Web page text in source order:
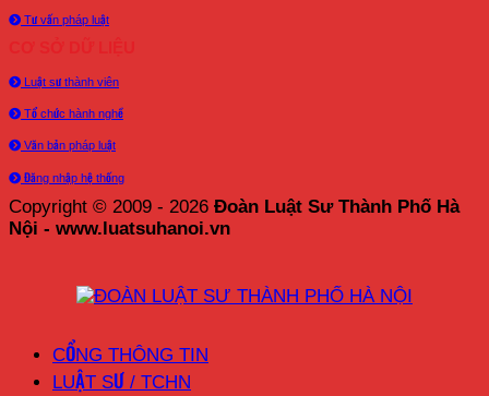
Tư vấn pháp luật
Luật sư thành viên
Tổ chức hành nghề
Văn bản pháp luật
Đăng nhập hệ thống
Copyright © 2009 - 2026 Đoàn Luật Sư Thành Phố Hà
Nội - www.luatsuhanoi.vn
CỔNG THÔNG TIN
LUẬT SƯ / TCHN